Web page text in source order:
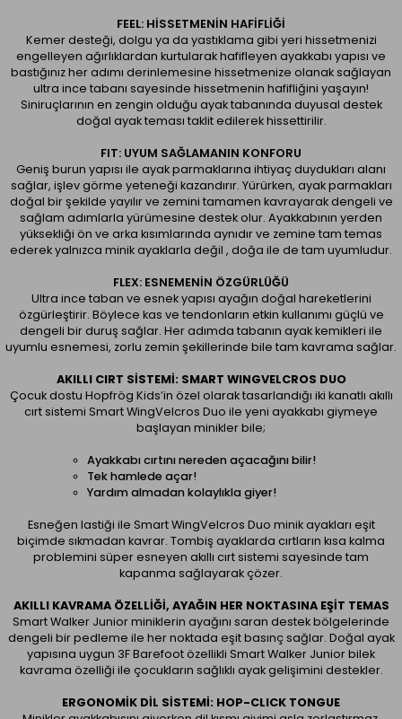
FEEL: HİSSETMENİN HAFİFLİĞİ
Kemer desteği, dolgu ya da yastıklama gibi yeri hissetmenizi
engelleyen ağırlıklardan kurtularak hafifleyen ayakkabı yapısı ve
bastığınız her adımı derinlemesine hissetmenize olanak sağlayan
ultra ince tabanı sayesinde hissetmenin hafifliğini yaşayın!
Siniruçlarının en zengin olduğu ayak tabanında duyusal destek
doğal ayak teması taklit edilerek hissettirilir.
FIT: UYUM SAĞLAMANIN KONFORU
Geniş burun yapısı ile ayak parmaklarına ihtiyaç duydukları alanı
sağlar, işlev görme yeteneği kazandırır. Yürürken, ayak parmakları
doğal bir şekilde yayılır ve zemini tamamen kavrayarak dengeli ve
sağlam adımlarla yürümesine destek olur. Ayakkabının yerden
yüksekliği ön ve arka kısımlarında aynıdır ve zemine tam temas
ederek yalnızca minik ayaklarla değil , doğa ile de tam uyumludur.
FLEX: ESNEMENİN ÖZGÜRLÜĞÜ
Ultra ince taban ve esnek yapısı ayağın doğal hareketlerini
özgürleştirir. Böylece kas ve tendonların etkin kullanımı güçlü ve
dengeli bir duruş sağlar. Her adımda tabanın ayak kemikleri ile
uyumlu esnemesi, zorlu zemin şekillerinde bile tam kavrama sağlar.
AKILLI CIRT SISTEMI: SMART WINGVELCROS DUO
Çocuk dostu Hopfrög Kids’in özel olarak tasarlandığı iki kanatlı akıllı
cırt sistemi Smart WingVelcros Duo ile yeni ayakkabı giymeye
başlayan minikler bile;
Ayakkabı cırtını nereden açacağını bilir!
Tek hamlede açar!
Yardım almadan kolaylıkla giyer!
Esneğen lastiği ile Smart WingVelcros Duo minik ayakları eşit
biçimde sıkmadan kavrar. Tombiş ayaklarda cırtların kısa kalma
problemini süper esneyen akıllı cırt sistemi sayesinde tam
kapanma sağlayarak çözer.
AKILLI KAVRAMA ÖZELLIĞI, AYAĞIN HER NOKTASINA EŞIT TEMAS
Smart Walker Junior miniklerin ayağını saran destek bölgelerinde
dengeli bir pedleme ile her noktada eşit basınç sağlar. Doğal ayak
yapısına uygun 3F Barefoot özellikli Smart Walker Junior bilek
kavrama özelliği ile çocukların sağlıklı ayak gelişimini destekler.
ERGONOMIK DIL SISTEMI: HOP-CLICK TONGUE